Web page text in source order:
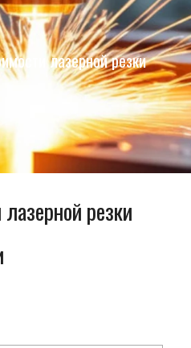
лазерной резки
резки